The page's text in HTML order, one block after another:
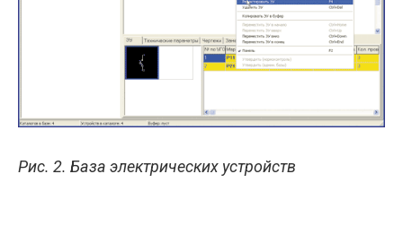
Рис. 2. База электрических устройств